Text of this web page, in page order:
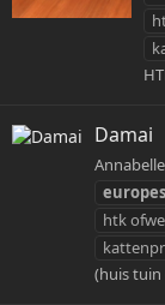
Damai
Annabelle
htk
(huis tuin